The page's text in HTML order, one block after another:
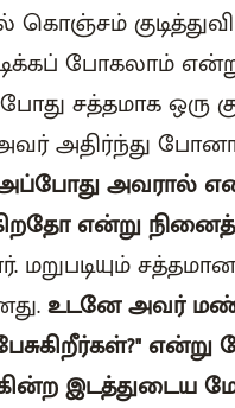
கொஞ்சம்
போகலாம்
சத்தமாக ஒரு
அதிர்ந்து
அவரால்
என்று
உடனே அவர்
இடத்துடைய